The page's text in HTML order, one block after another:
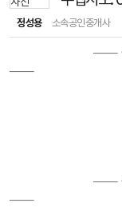
정성용 소속공인중개사
─── ･ ｡ﾟ☆: *.☽
───
대표님의 지
소속공인중
상담전화 :
─── ･ ｡ﾟ☆: *.☽
───